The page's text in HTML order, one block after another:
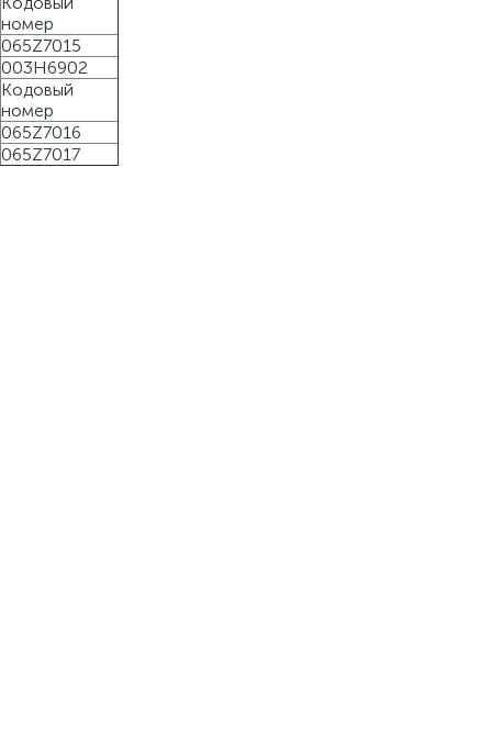
номер
065Z7015
003H6902
Кодовый
номер
065Z7016
065Z7017